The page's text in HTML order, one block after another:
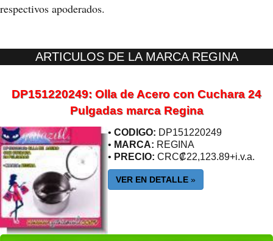
respectivos apoderados.
ARTICULOS DE LA MARCA REGINA
DP151220249: Olla de Acero con Cuchara 24
Pulgadas marca Regina
• CODIGO: DP151220249
• MARCA: REGINA
• PRECIO: CRC₡22,123.89+i.v.a.
VER EN DETALLE »